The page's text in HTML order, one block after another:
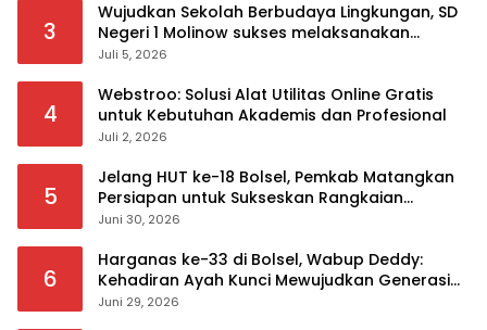
3
Wujudkan Sekolah Berbudaya Lingkungan, SD
Negeri 1 Molinow sukses melaksanakan
serangkaian kegiatan Kampanye dan
Juli 5, 2026
4
Webstroo: Solusi Alat Utilitas Online Gratis
untuk Kebutuhan Akademis dan Profesional
Juli 2, 2026
5
Jelang HUT ke-18 Bolsel, Pemkab Matangkan
Persiapan untuk Sukseskan Rangkaian
Peringatan
Juni 30, 2026
6
Harganas ke-33 di Bolsel, Wabup Deddy:
Kehadiran Ayah Kunci Mewujudkan Generasi
Berkualitas
Juni 29, 2026